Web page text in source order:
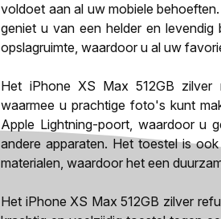
voldoet aan al uw mobiele
geniet u van een helder en
opslagruimte, waardoor u al uw
Het iPhone XS Max 512GB zilver
waarmee u prachtige foto's kunt
Apple Lightning-poort, waardoor u
andere apparaten. Het toestel is
materialen, waardoor het een
Het iPhone XS Max 512GB zilver